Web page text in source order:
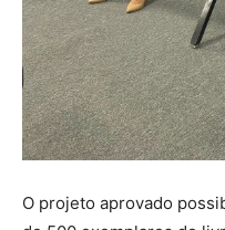
O projeto aprovado